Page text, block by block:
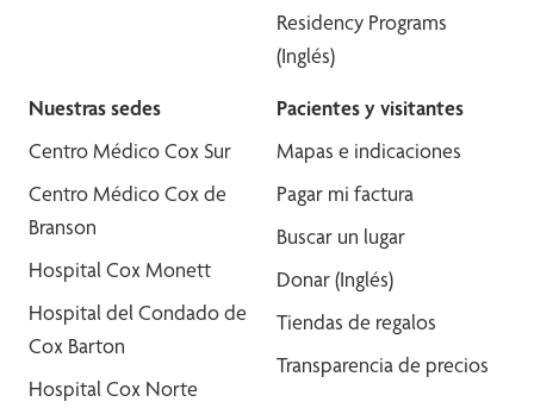
Residency Programs
(Inglés)
Nuestras sedes
Centro Médico Cox Sur
Centro Médico Cox de
Branson
Hospital Cox Monett
Hospital del Condado de
Cox Barton
Hospital Cox Norte
Pacientes y visitantes
Mapas e indicaciones
Pagar mi factura
Buscar un lugar
Donar (Inglés)
Tiendas de regalos
Transparencia de precios